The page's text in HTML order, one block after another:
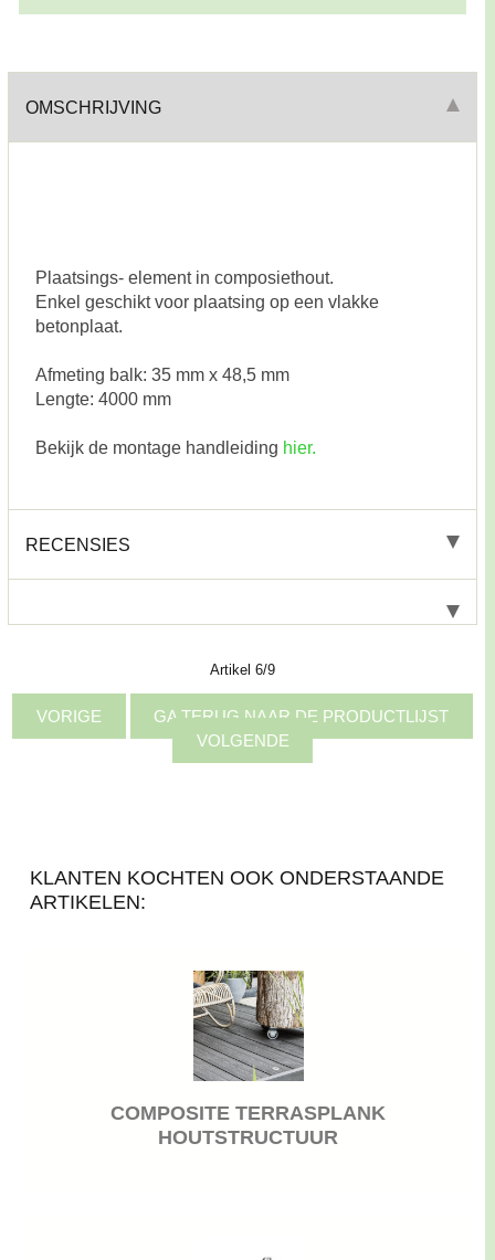
OMSCHRIJVING
Plaatsings- element in composiethout.
Enkel geschikt voor plaatsing op een vlakke
betonplaat.
Afmeting balk: 35 mm x 48,5 mm
Lengte: 4000 mm
Bekijk de montage handleiding hier.
RECENSIES
Artikel 6/9
VORIGE
GA TERUG NAAR DE PRODUCTLIJST
VOLGENDE
KLANTEN KOCHTEN OOK ONDERSTAANDE
ARTIKELEN:
COMPOSITE TERRASPLANK
HOUTSTRUCTUUR